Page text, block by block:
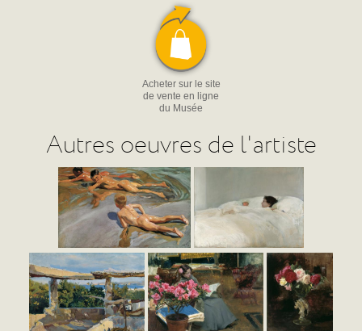
Acheter sur le site
de vente en ligne
du Musée
Autres oeuvres de l'artiste